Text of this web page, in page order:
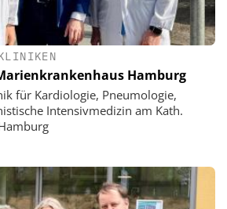
Hamburg
für Kardiologie, Pneumologie,
Intensivmedizin am Kath.